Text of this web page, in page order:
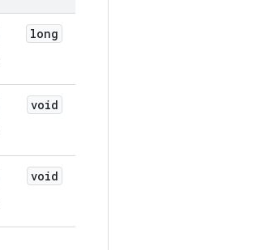
long
void
void